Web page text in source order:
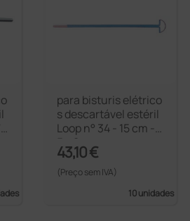
para bisturis elétrico
s descartável estéril
Loop n° 34 - 15 cm - 1
5 × 8 mm
43,10 €
(Preço sem IVA)
10 unidades